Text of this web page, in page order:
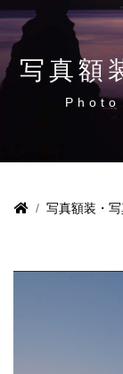
写真額
写真額装・